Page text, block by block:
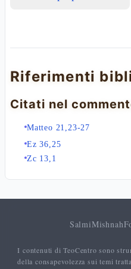
Riferimenti
Citati nel
Matteo 21,23-27
Ez 36,25
Zc 13,1
SalmiMishnah
I contenuti di TeoCentro sono
della consapevolezza sui temi